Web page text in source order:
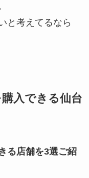
と考えてるなら
入できる仙台
る店舗を3選ご紹